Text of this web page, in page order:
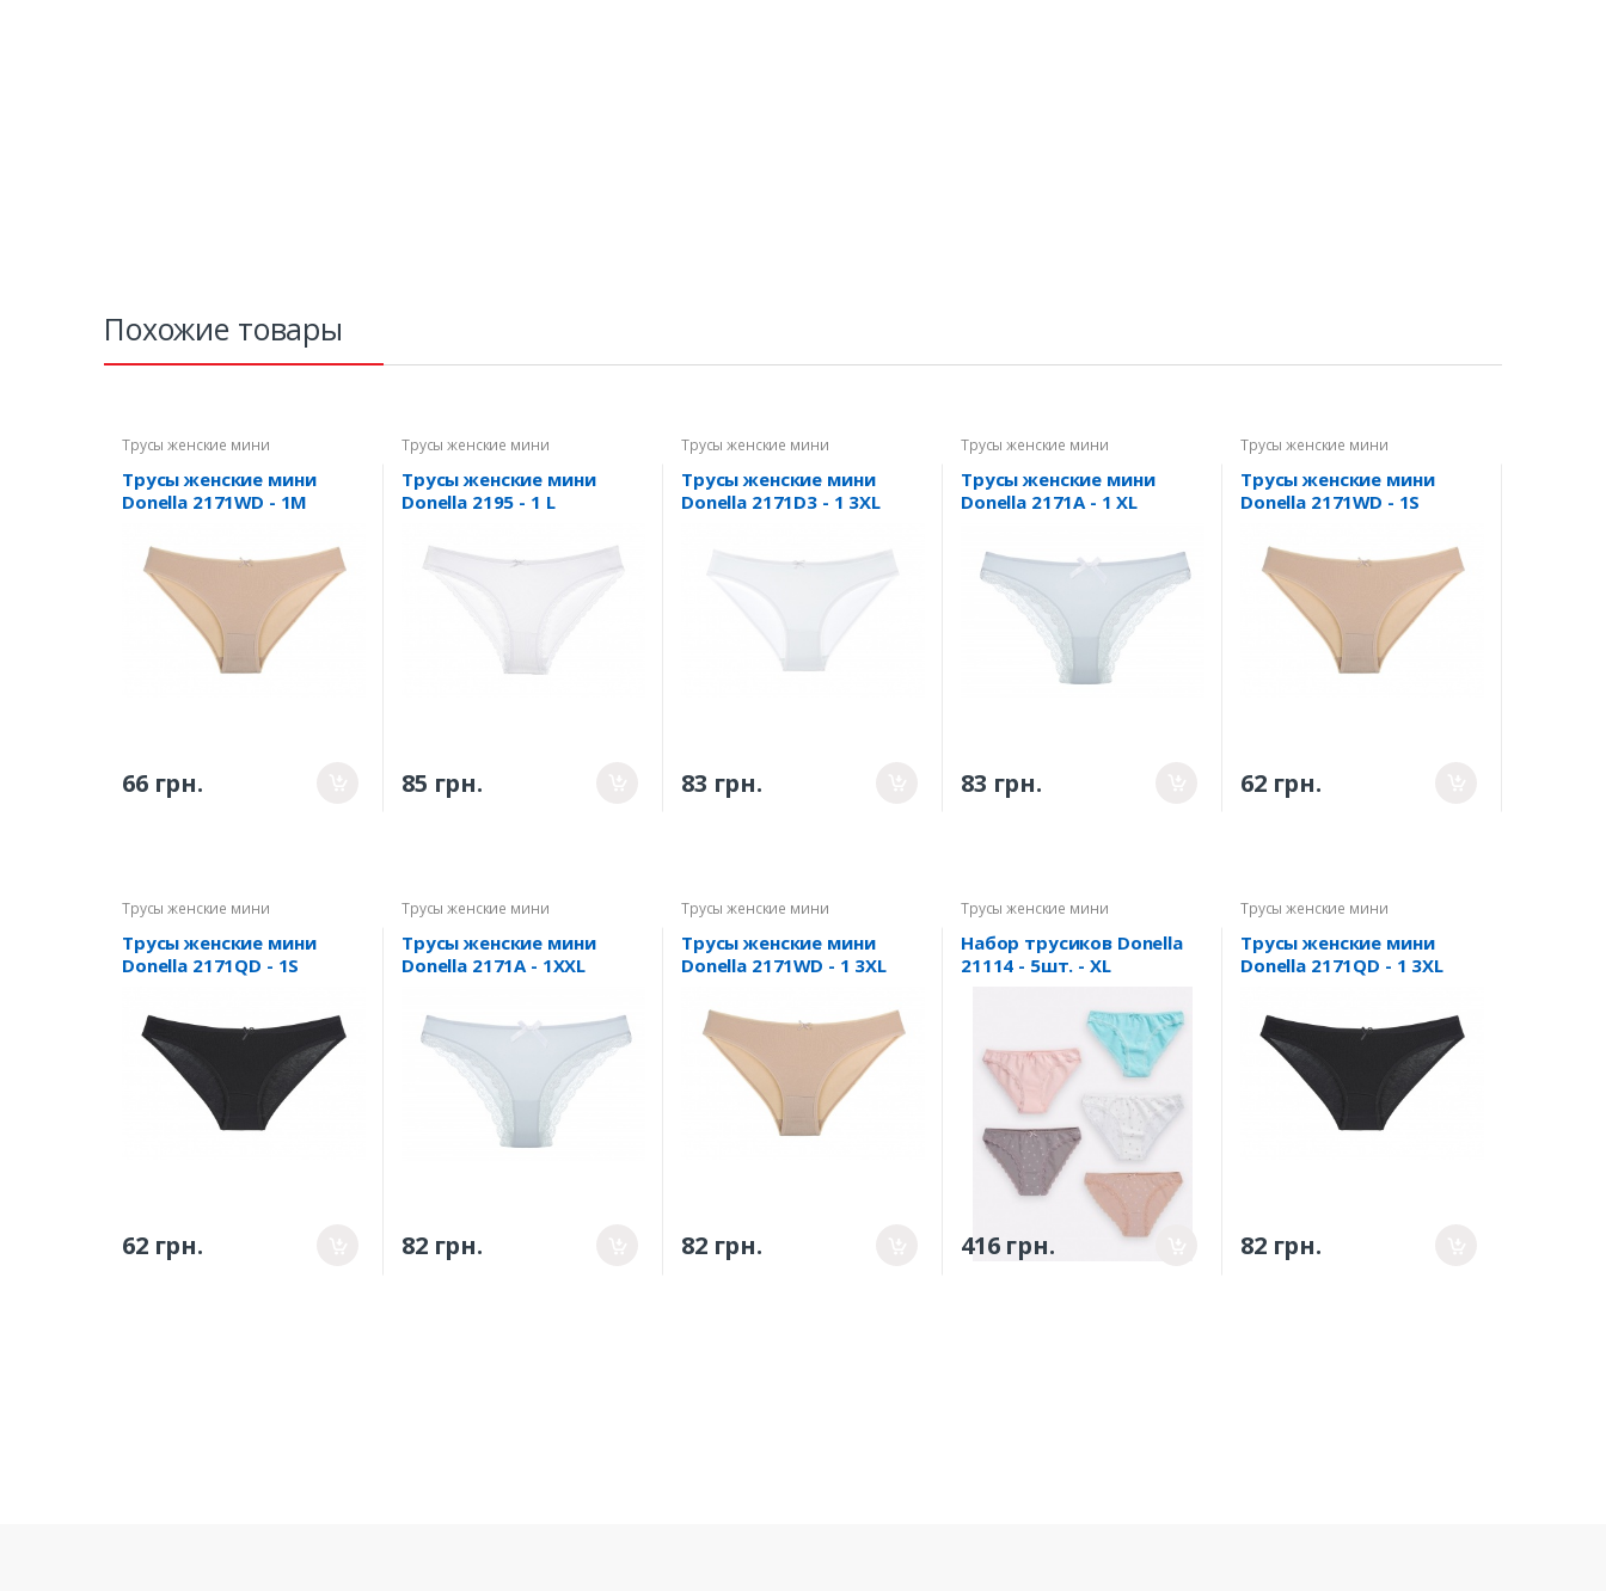
Похожие товары
Трусы женские мини
Трусы женские мини
Donella 2171WD - 1M
66 грн.
Трусы женские мини
Трусы женские мини
Donella 2195 - 1 L
85 грн.
Трусы женские мини
Трусы женские мини
Donella 2171D3 - 1 3XL
83 грн.
Трусы женские мини
Трусы женские мини
Donella 2171A - 1 XL
83 грн.
Трусы женские мини
Трусы женские мини
Donella 2171WD - 1S
62 грн.
Трусы женские мини
Трусы женские мини
Donella 2171QD - 1S
62 грн.
Трусы женские мини
Трусы женские мини
Donella 2171A - 1XXL
82 грн.
Трусы женские мини
Трусы женские мини
Donella 2171WD - 1 3XL
82 грн.
Трусы женские мини
Набор трусиков Donella
21114 - 5шт. - XL
416 грн.
Трусы женские мини
Трусы женские мини
Donella 2171QD - 1 3XL
82 грн.